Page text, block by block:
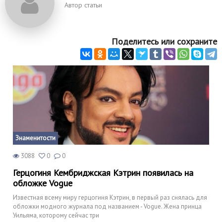
Автор статьи
Поделитесь или сохраните
Знаменитости
3088 0 0
Герцогиня Кембриджская Кэтрин появилась на
обложке Vogue
Известная всему миру герцогиня Кэтрин, в первый раз снялась для
обложки модного журнала под названием - Vogue. Жена принца
Уильяма, которому сейчас три